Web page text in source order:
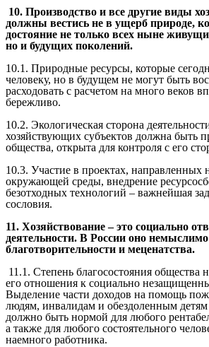
10. Производство и все другие виды
должны вестись не в ущерб природе,
достояние не только всех ныне
но и будущих поколений.
10.1. Природные ресурсы, которые
человеку, но в будущем не могут быть
расходовать с расчетом на много веков
бережливо.
10.2. Экологическая сторона
хозяйствующих субъектов должна быть
общества, открыта для контроля с его
10.3. Участие в проектах, направленных
окружающей среды, внедрение
безотходных технологий – важнейшая
сословия.
11. Хозяйствование – это социально
деятельности. В России оно немыслимо
благотворительности и меценатства.
11.1. Степень благосостояния общества
его отношения к социально
Выделение части доходов на помощь
людям, инвалидам и обездоленным
должно быть нормой для любого
а также для любого состоятельного
наемного работника.